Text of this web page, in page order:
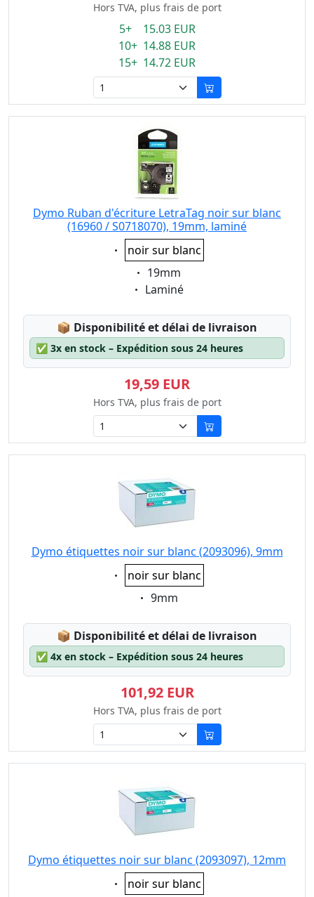
Hors TVA, plus frais de port
5+ 15.03 EUR
10+ 14.88 EUR
15+ 14.72 EUR
Dymo Ruban d'écriture LetraTag noir sur blanc
(16960 / S0718070), 19mm, laminé
Eigenschaft:
noir sur blanc
Eigenschaft:
19mm
Eigenschaft:
Laminé
📦 Lagerstatus:
Disponibilité et délai de livraison
✅ 3x en stock – Expédition sous 24 heures
19,59 EUR
Hors TVA, plus frais de port
Dymo étiquettes noir sur blanc (2093096), 9mm
Eigenschaft:
noir sur blanc
Eigenschaft:
9mm
📦 Lagerstatus:
Disponibilité et délai de livraison
✅ 4x en stock – Expédition sous 24 heures
101,92 EUR
Hors TVA, plus frais de port
Dymo étiquettes noir sur blanc (2093097), 12mm
Eigenschaft:
noir sur blanc